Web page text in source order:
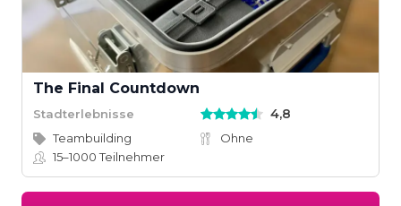
The Final Countdown
Stadterlebnisse 4,8
Teambuilding
Ohne
15–1000Teilnehmer